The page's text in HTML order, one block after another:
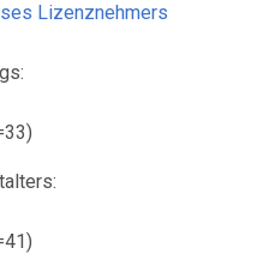
Lizenznehmers